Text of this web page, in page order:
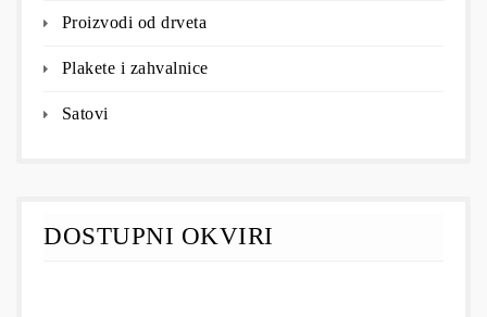
Proizvodi od drveta
Plakete i zahvalnice
Satovi
DOSTUPNI OKVIRI